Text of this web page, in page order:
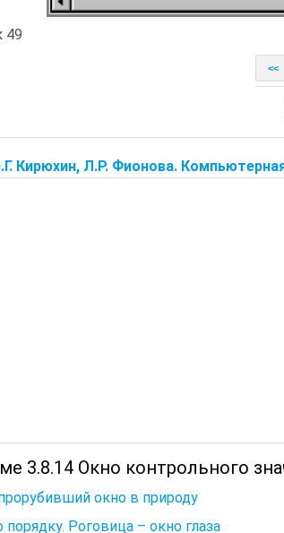
49
<<
Кирюхин, Л.Р. Фионова.
3.8.14 Окно контрольного
окно в природу
порядку. Роговица – окно глаза